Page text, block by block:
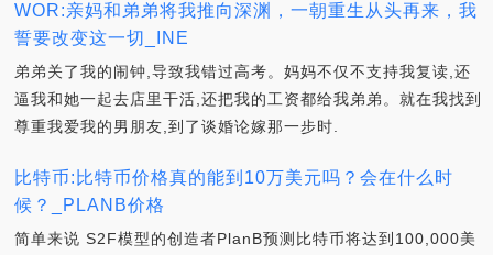
WOR:亲妈和弟弟将我推向深渊，一朝重生从头再来，我
誓要改变这一切_INE
弟弟关了我的闹钟,导致我错过高考。妈妈不仅不支持我复读,还
逼我和她一起去店里干活,还把我的工资都给我弟弟。就在我找到
尊重我爱我的男朋友,到了谈婚论嫁那一步时.
比特币:比特币价格真的能到10万美元吗？会在什么时
候？_PLANB价格
简单来说 S2F模型的创造者PlanB预测比特币将达到100,000美